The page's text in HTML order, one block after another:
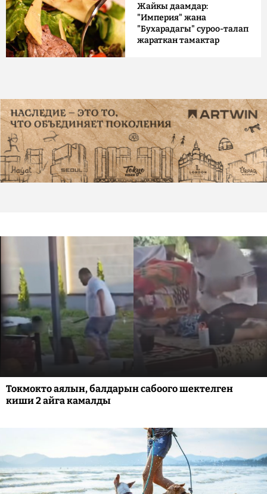
Жайкы даамдар:
"Империя" жана
"Бухарадагы" суроо-талап
жараткан тамактар
Токмокто аялын, балдарын сабоого шектелген
киши 2 айга камалды